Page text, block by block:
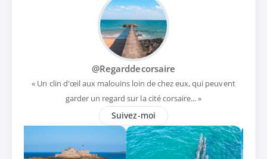
@Regarddecorsaire
« Un clin d'œil aux malouins loin de chez eux, qui peuvent
garder un regard sur la cité corsaire... »
Suivez-moi